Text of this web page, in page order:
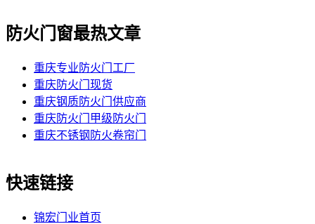
防火门窗最热文章
重庆专业防火门工厂
重庆防火门现货
重庆钢质防火门供应商
重庆防火门甲级防火门
重庆不锈钢防火卷帘门
快速链接
锦宏门业首页